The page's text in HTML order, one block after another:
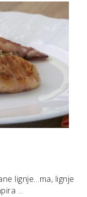
lignje…ma, lignje
...